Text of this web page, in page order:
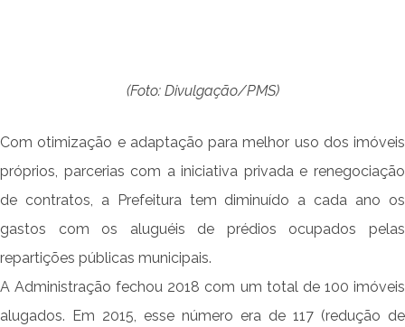
(Foto: Divulgação/PMS)
Com otimização e adaptação para melhor uso dos imóveis
próprios, parcerias com a iniciativa privada e renegociação
de contratos, a Prefeitura tem diminuído a cada ano os
gastos com os aluguéis de prédios ocupados pelas
repartições públicas municipais.
A Administração fechou 2018 com um total de 100 imóveis
alugados. Em 2015, esse número era de 117 (redução de